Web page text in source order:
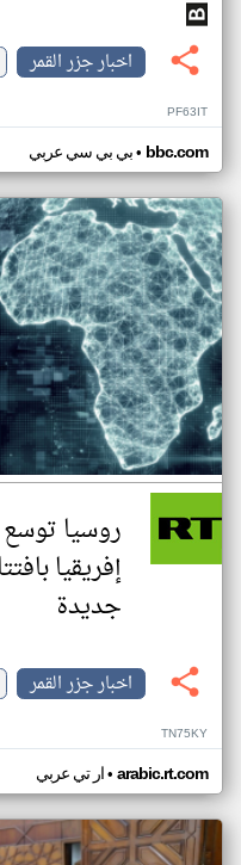
اخبار جزر القمر
PF63IT
بي بي سي عربي• bbc.com
روسيا
جديدة
اخبار جزر القمر
TN75KY
ار تي عربي• arabic.rt.com